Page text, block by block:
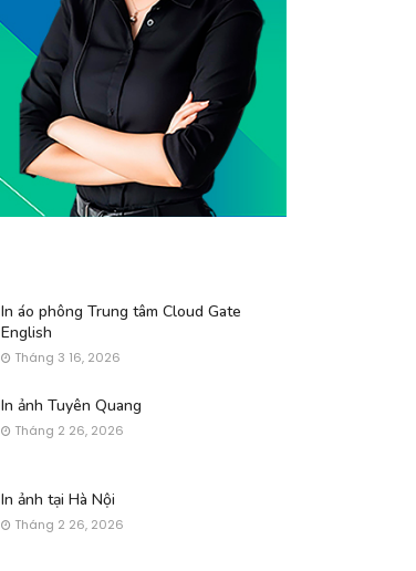
In áo phông Trung tâm Cloud Gate
English
Tháng 3 16, 2026
In ảnh Tuyên Quang
Tháng 2 26, 2026
In ảnh tại Hà Nội
Tháng 2 26, 2026